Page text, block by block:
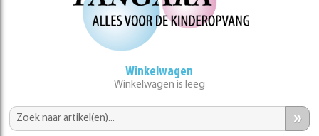
Winkelwagen
Winkelwagen is leeg
»